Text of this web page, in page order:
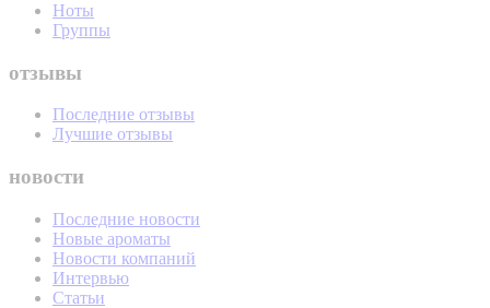
Ноты
Группы
отзывы
Последние отзывы
Лучшие отзывы
новости
Последние новости
Новые ароматы
Новости компаний
Интервью
Статьи